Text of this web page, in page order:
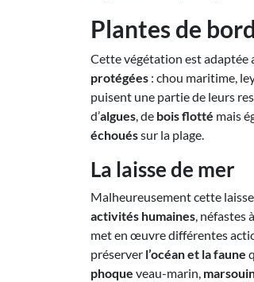
Plantes de
Cette végétation est adaptée
protégées : chou maritime,
puisent une partie de leurs
d’algues, de bois flotté mais
échouéssur la plage.
La laisse de mer
Malheureusement cette
activités humaines, néfastes
met en œuvre différentes
préserver l’océan et la faune
phoque veau-marin,